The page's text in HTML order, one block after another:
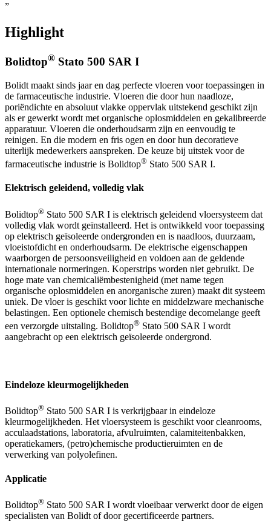
”
Highlight
Bolidtop® Stato 500 SAR I
Bolidt maakt sinds jaar en dag perfecte vloeren voor toepassingen in
de farmaceutische industrie. Vloeren die door hun naadloze,
poriëndichte en absoluut vlakke oppervlak uitstekend geschikt zijn
als er gewerkt wordt met organische oplosmiddelen en gekalibreerde
apparatuur. Vloeren die onderhoudsarm zijn en eenvoudig te
reinigen. En die modern en fris ogen en door hun decoratieve
uiterlijk medewerkers aanspreken. De keuze bij uitstek voor de
farmaceutische industrie is Bolidtop® Stato 500 SAR I.
Elektrisch geleidend, volledig vlak
Bolidtop® Stato 500 SAR I is elektrisch geleidend vloersysteem dat
volledig vlak wordt geïnstalleerd. Het is ontwikkeld voor toepassing
op elektrisch geïsoleerde ondergronden en is naadloos, duurzaam,
vloeistofdicht en onderhoudsarm. De elektrische eigenschappen
waarborgen de persoonsveiligheid en voldoen aan de geldende
internationale normeringen. Koperstrips worden niet gebruikt. De
hoge mate van chemicaliëmbestenigheid (met name tegen
organische oplosmiddelen en anorganische zuren) maakt dit systeem
uniek. De vloer is geschikt voor lichte en middelzware mechanische
belastingen. Een optionele chemisch bestendige decomelange geeft
een verzorgde uitstaling. Bolidtop® Stato 500 SAR I wordt
aangebracht op een elektrisch geïsoleerde ondergrond.
Eindeloze kleurmogelijkheden
Bolidtop® Stato 500 SAR I is verkrijgbaar in eindeloze
kleurmogelijkheden. Het vloersysteem is geschikt voor cleanrooms,
acculaadstations, laboratoria, afvulruimten, calamiteitenbakken,
operatiekamers, (petro)chemische productieruimten en de
verwerking van polyolefinen.
Applicatie
Bolidtop® Stato 500 SAR I wordt vloeibaar verwerkt door de eigen
specialisten van Bolidt of door gecertificeerde partners.